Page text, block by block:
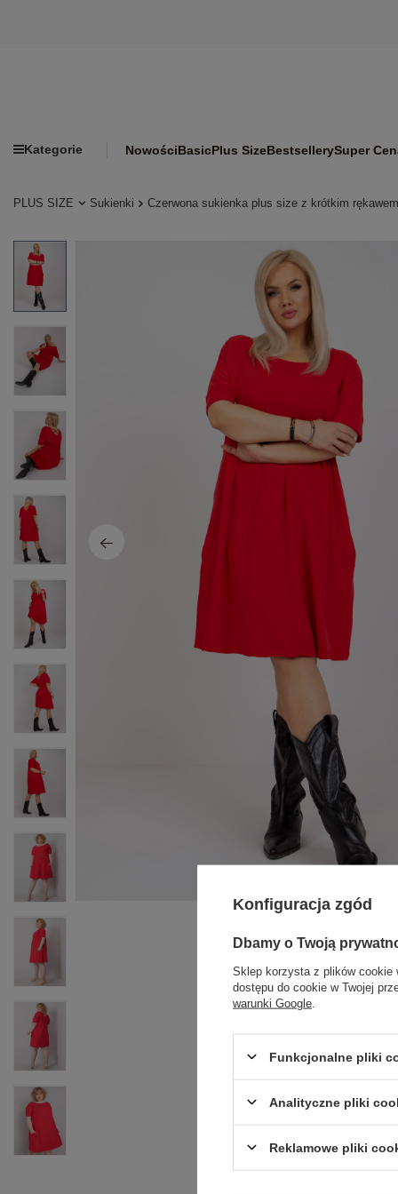
Kategorie NowościBasicPlus SizeBestsellerySuper
PLUS SIZE Sukienki Czerwona sukienka plus size z krótkim
Konfiguracja zgód
Dbamy o Twoją
Sklep korzysta z plików cookie
dostępu do cookie w Twojej
warunki Google
Funkcjonalne pliki
Analityczne pliki
Reklamowe pliki